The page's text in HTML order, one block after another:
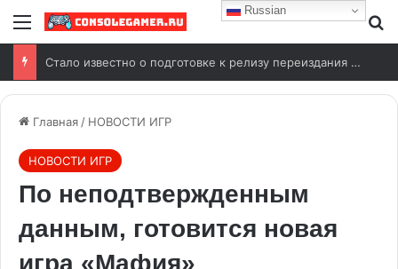
Стало известно о подготовке к релизу переиздания Wolfenstein (2009)
Главная / НОВОСТИ ИГР
НОВОСТИ ИГР
По неподтвержденным
данным, готовится новая
игра «Мафия»
Russian